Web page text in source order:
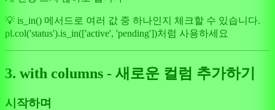
💡 is_in() 메서드로 여러 값 중 하나인지 체크할 수 있습니다.
pl.col('status').is_in(['active', 'pending'])처럼 사용하세요
3. with columns - 새로운 컬럼 추가하기
시작하며